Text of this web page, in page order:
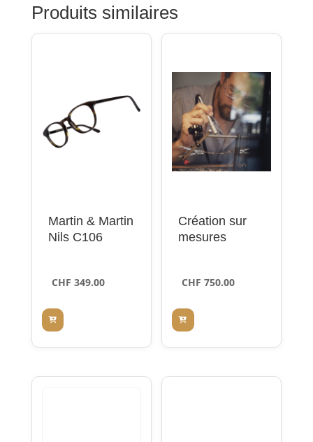
Produits similaires
Martin & Martin
Nils C106
CHF 349.00
Création sur
mesures
CHF 750.00